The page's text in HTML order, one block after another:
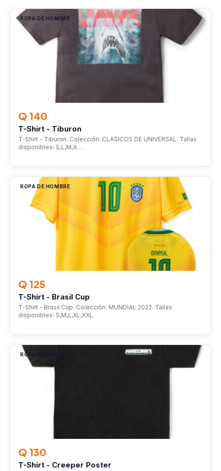
ROPA DE HOMBRE
Q 140
T-Shirt - Tiburon
T-Shirt - Tiburon. Colección: CLASICOS DE UNIVERSAL. Tallas
disponibles: S,L,M,X…
ROPA DE HOMBRE
Q 125
T-Shirt - Brasil Cup
T-Shirt - Brasil Cup. Colección: MUNDIAL 2022. Tallas
disponibles: S,M,L,XL,XXL
ROPA DE HOMBRE
Q 130
T-Shirt - Creeper Poster